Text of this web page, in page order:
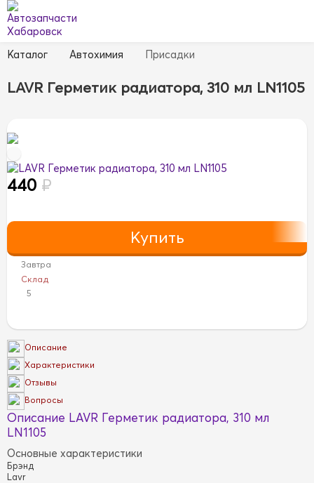
Каталог Автохимия Присадки
LAVR Герметик радиатора, 310 мл LN1105
440 ₽
Завтра
Склад
5
Описание
Характеристики
Отзывы
Вопросы
Описание LAVR Герметик радиатора, 310 мл
LN1105
Основные характеристики
Брэнд
Lavr